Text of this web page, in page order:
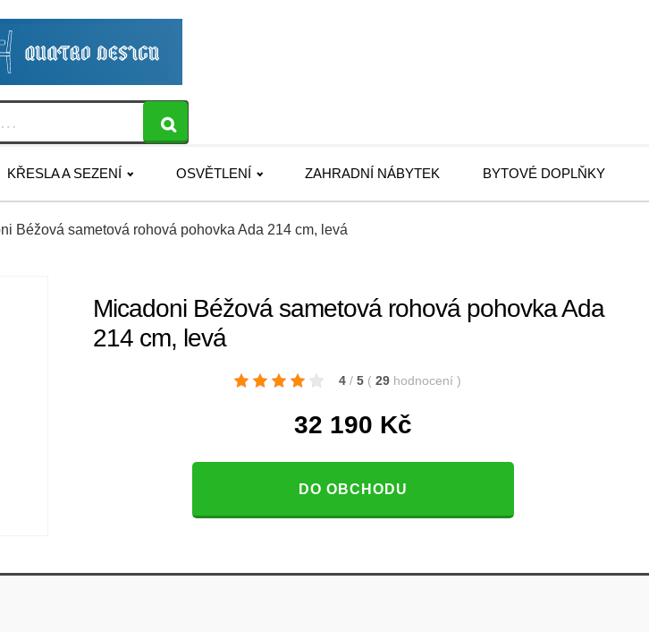
KŘESLA A SEZENÍ OSVĚTLENÍ ZAHRADNÍ NÁBYTEK BYTOVÉ DOPLŇKY
Béžová sametová rohová pohovka Ada 214 cm, levá
Micadoni Béžová sametová rohová pohovka Ada
214 cm, levá
4 / 5 ( 29 hodnocení )
32 190 Kč
DO OBCHODU